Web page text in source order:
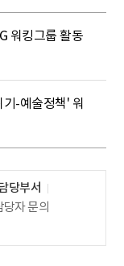
워킹그룹 활동
-예술정책' 워
당부서
자 문의